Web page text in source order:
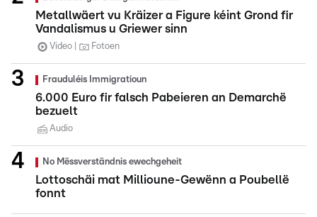
Metallwäert vu Kräizer a Figure kéint Grond fir
Vandalismus u Griewer sinn
Video Fotoen
Frauduléis Immigratioun
6.000 Euro fir falsch Pabeieren an Demarchë
bezuelt
Audio
No Mëssverständnis ewechgeheit
Lottoschäi mat Millioune-Gewënn a Poubellë
fonnt